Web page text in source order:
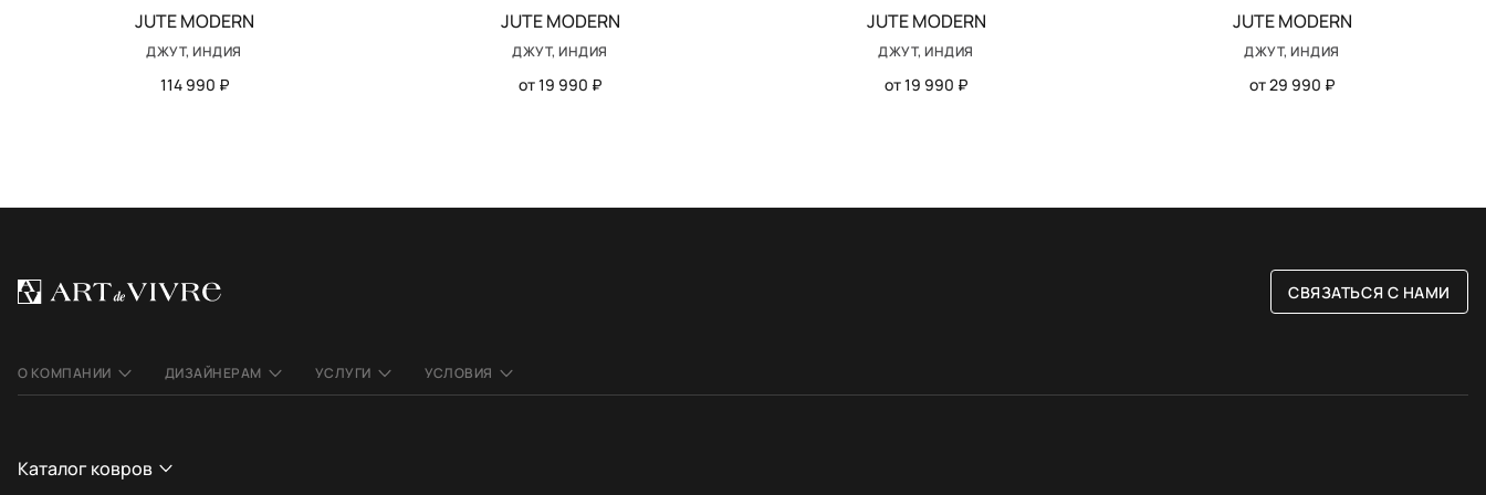
JUTE MODERN
ДЖУТ, ИНДИЯ
114 990 ₽
JUTE MODERN
ДЖУТ, ИНДИЯ
от 19 990 ₽
JUTE MODERN
ДЖУТ, ИНДИЯ
от 19 990 ₽
JUTE MODERN
ДЖУТ, ИНДИЯ
от 29 990 ₽
СВЯЗАТЬСЯ С НАМИ
О КОМПАНИИ ДИЗАЙНЕРАМ УСЛУГИ УСЛОВИЯ
Каталог ковров